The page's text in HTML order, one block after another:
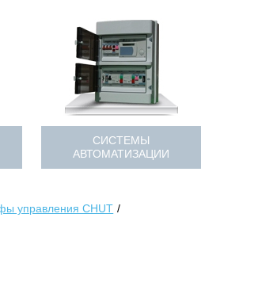
СИСТЕМЫ
АВТОМАТИЗАЦИИ
управления CHUT